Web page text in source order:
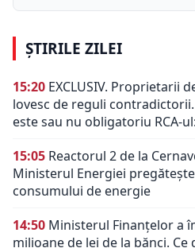
ȘTIRILE ZILEI
15:20 EXCLUSIV. Proprietarii
lovesc de reguli
este sau nu obligatoriu RCA-
15:05 Reactorul 2 de la
Ministerul Energiei
consumului de energie
14:50 Ministerul Finanțelor a
milioane de lei de la bănci.